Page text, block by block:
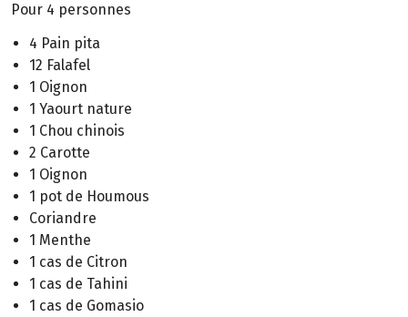
Pour 4 personnes
4 Pain pita
12 Falafel
1 Oignon
1 Yaourt nature
1 Chou chinois
2 Carotte
1 Oignon
1 pot de Houmous
Coriandre
1 Menthe
1 cas de Citron
1 cas de Tahini
1 cas de Gomasio